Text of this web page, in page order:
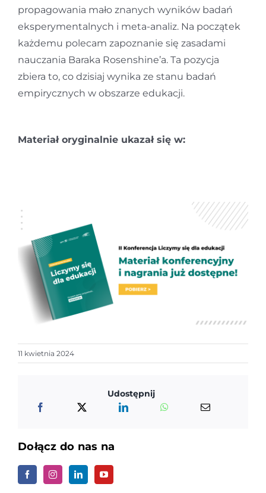
propagowania mało znanych wyników badań
eksperymentalnych i meta-analiz. Na początek
każdemu polecam zapoznanie się zasadami
nauczania Baraka Rosenshine’a. Ta pozycja
zbiera to, co dzisiaj wynika ze stanu badań
empirycznych w obszarze edukacji.
Materiał oryginalnie ukazał się w:
11 kwietnia 2024
Udostępnij
Dołącz do nas na